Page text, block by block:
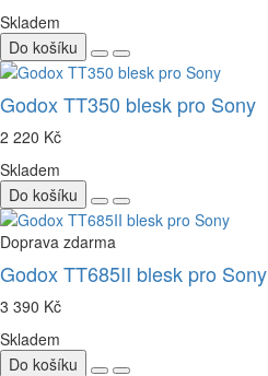
Skladem
Do košíku
Godox TT350 blesk pro Sony
2 220 Kč
Skladem
Do košíku
Doprava zdarma
Godox TT685II blesk pro Sony
3 390 Kč
Skladem
Do košíku